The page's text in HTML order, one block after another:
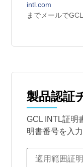
intl.com
までメールで
製品認証
GCL INTL証明
明書番号を入